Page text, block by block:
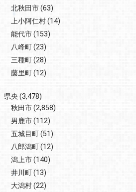
北秋田市(63)
上小阿仁村(14)
能代市(153)
八峰町(23)
三種町(28)
藤里町(12)
県央(3,478)
秋田市(2,858)
男鹿市(112)
五城目町(51)
八郎潟町(12)
潟上市(140)
井川町(13)
大潟村(22)